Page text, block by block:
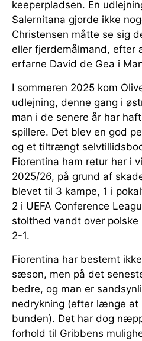
keeperpladsen. En
Salernitana gjorde ikke
Christensen måtte se sig
eller fjerdemålmand, efter
erfarne David de Gea i
I sommeren 2025 kom
udlejning, denne gang i
man i de senere år har
spillere. Det blev en god
og et tiltrængt
Fiorentina ham retur her i
2025/26, på grund af
blevet til 3 kampe, 1 i
2 i UEFA Conference
stolthed vandt over polske
2-1.
Fiorentina har bestemt
sæson, men på det
bedre, og man er
nedrykning (efter længe at
bunden). Det har dog
forhold til Gribbens